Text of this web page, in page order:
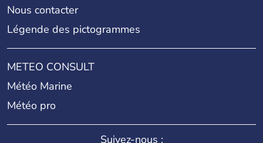
Nous contacter
Légende des pictogrammes
METEO CONSULT
Météo Marine
Météo pro
Suivez-nous :